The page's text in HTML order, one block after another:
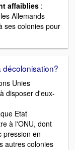
affaiblies :
Allemands
ses colonies pour
décolonisation?
Unies
disposer d'eux-
Etat
à l'ONU, dont
pression en
autres colonies